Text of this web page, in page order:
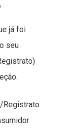
já foi
seu
Registrato